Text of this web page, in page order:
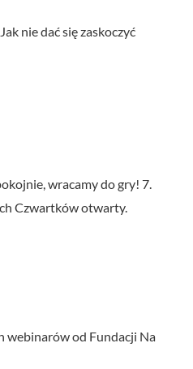
nie dać się zaskoczyć
wracamy do gry! 7.
Czwartków otwarty.
webinarów od Fundacji Na